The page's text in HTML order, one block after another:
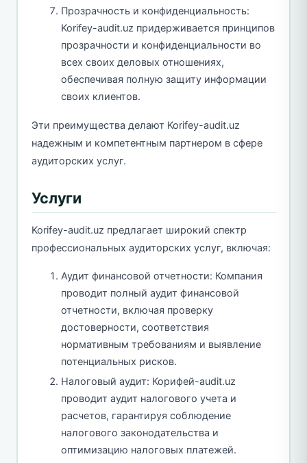
Прозрачность и конфиденциальность:
Korifey-audit.uz придерживается принципов
прозрачности и конфиденциальности во
всех своих деловых отношениях,
обеспечивая полную защиту информации
своих клиентов.
Эти преимущества делают Korifey-audit.uz
надежным и компетентным партнером в сфере
аудиторских услуг.
Услуги
Korifey-audit.uz предлагает широкий спектр
профессиональных аудиторских услуг, включая:
Аудит финансовой отчетности: Компания
проводит полный аудит финансовой
отчетности, включая проверку
достоверности, соответствия
нормативным требованиям и выявление
потенциальных рисков.
Налоговый аудит: Корифей-audit.uz
проводит аудит налогового учета и
расчетов, гарантируя соблюдение
налогового законодательства и
оптимизацию налоговых платежей.